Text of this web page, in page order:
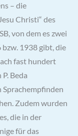
– die
Christi“ des
von dem es zwei
1938 gibt, die
fast hundert
Beda
Zudem wurden
die in der
für das